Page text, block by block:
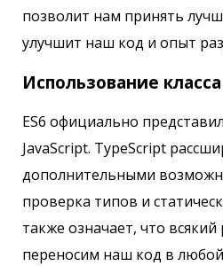
позволит нам принять
улучшит наш код и опыт
Использование
ES6 официально
JavaScript. TypeScript
дополнительными
проверка типов и
также означает, что
переносим наш код в